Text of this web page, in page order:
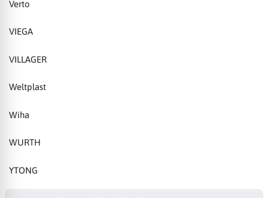
Verto
VIEGA
VILLAGER
Weltplast
Wiha
WURTH
YTONG